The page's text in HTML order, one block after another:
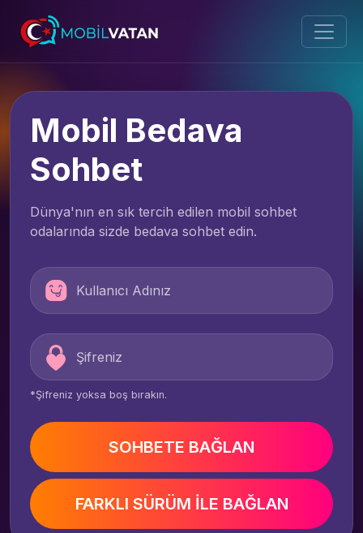
Mobil Bedava
Sohbet
Dünya'nın en sık tercih edilen mobil sohbet
odalarında sizde bedava sohbet edin.
*Şifreniz yoksa boş bırakın.
SOHBETE BAĞLAN
FARKLI SÜRÜM İLE BAĞLAN